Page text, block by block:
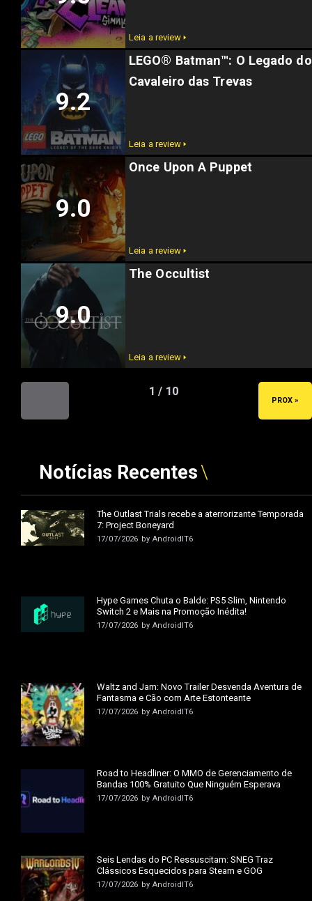
Leia a review 🢒
LEGO® Batman™: O Legado do
Cavaleiro das Trevas
9.2
Leia a review 🢒
Once Upon A Puppet
9.0
Leia a review 🢒
The Occultist
9.0
Leia a review 🢒
1 / 10
PROX »
Notícias Recentes
The Outlast Trials recebe a aterrorizante Temporada
7: Project Boneyard
17/07/2026 by AndroidIT6
Hype Games Chuta o Balde: PS5 Slim, Nintendo
Switch 2 e Mais na Promoção Inédita!
17/07/2026 by AndroidIT6
Waltz and Jam: Novo Trailer Desvenda Aventura de
Fantasma e Cão com Arte Estonteante
17/07/2026 by AndroidIT6
Road to Headliner: O MMO de Gerenciamento de
Bandas 100% Gratuito Que Ninguém Esperava
17/07/2026 by AndroidIT6
Seis Lendas do PC Ressuscitam: SNEG Traz
Clássicos Esquecidos para Steam e GOG
17/07/2026 by AndroidIT6